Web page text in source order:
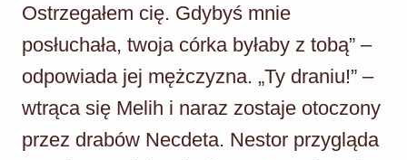
Ostrzegałem cię. Gdybyś mnie
posłuchała, twoja córka byłaby z tobą” –
odpowiada jej mężczyzna. „Ty draniu!” –
wtrąca się Melih i naraz zostaje otoczony
przez drabów Necdeta. Nestor przygląda